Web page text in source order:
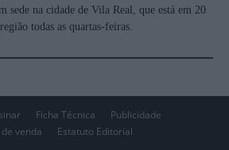
sede na cidade de Vila Real, que está em 20
todas as quartas-feiras.
Ficha Técnica
Publicidade
venda
Estatuto Editorial